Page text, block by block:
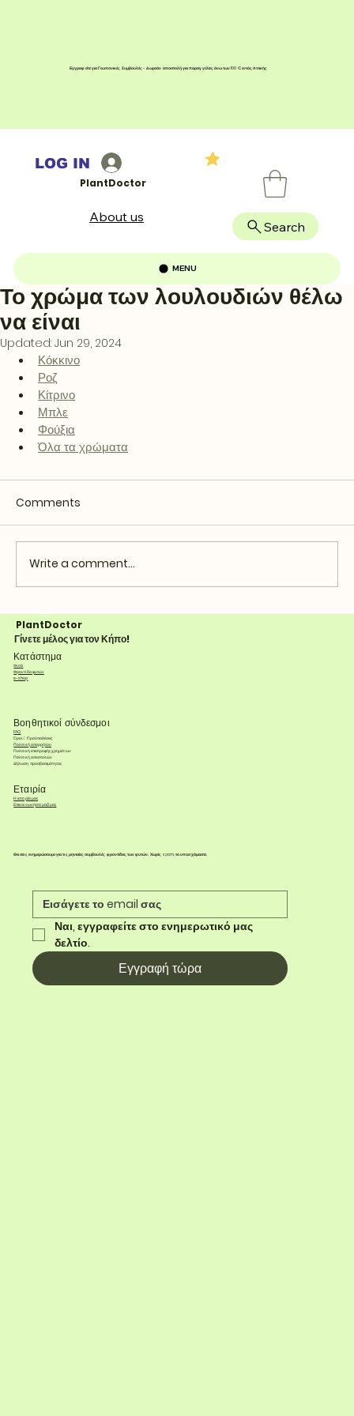
Το χρώμα των λουλουδιών θέλω
να είναι
Updated: Jun 29, 2024
Κόκκινο
Ροζ
Κίτρινο
Μπλε
Φούξια
Όλα τα χρώματα
Comments
Write a comment...
Εγγραφείτε για Γεωπονικές Συμβουλές - Δωρεάν αποστολή για παραγγελίες άνω των 100 € εντός Αττικής
PlantDoctor
Search
MENU
LOG IN
About us
PlantDoctor
Γίνετε μέλος για τον Κήπο!
Κατάστημα
Φυτά
Φροντίδα φυτών
e-shop
Βοηθητικοί σύνδεσμοι
FAQ
Όροι & Προϋποθέσεις
Πολιτική απορρήτου
Πολιτική επιστροφής χρημάτων
Πολιτική αποστολών
Δήλωση προσβασιμότητας
Εταιρία
Η ιστορία μας
Επικοινωνήστε μαζί μας
Θα σας ενημερώσουμε για τις μηνιαίες συμβουλές φροντίδας των φυτών. Χωρίς spam, το υποσχόμαστε.
Ναι, εγγραφείτε στο ενημερωτικό μας
δελτίο.
Εγγραφή τώρα